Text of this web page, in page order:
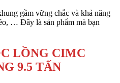
gầm vững chắc và khả năng
… Đây là sản phẩm mà bạn
LỒNG CIMC
9.5 TẤN